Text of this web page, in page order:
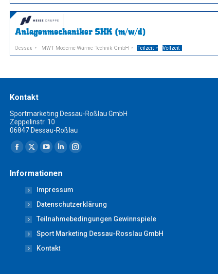
Anlagenmechaniker SHK (m/w/d)
Dessau MWT Moderne Wärme Technik GmbH Teilzeit Vollzeit
Kontakt
Sportmarketing Dessau-Roßlau GmbH
Zeppelinstr. 10
06847 Dessau-Roßlau
Finden Sie uns auf:
Facebook
opens
new
window
X
opens
in
new
window
YouTube
opens
in
new
window
Linkedin
opens
in
new
window
Instagram
new
window
Informationen
Impressum
Datenschutzerklärung
Teilnahmebedingungen Gewinnspiele
Sport Marketing Dessau-Rosslau GmbH
Kontakt